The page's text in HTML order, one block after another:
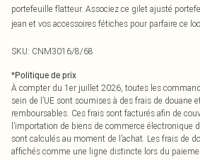
portefeuille flatteur. Associez ce gilet ajusté
jean et vos accessoires fétiches pour parfaire ce
SKU: CNM3016/8/68
*Politique de prix
À compter du 1er juillet 2026, toutes les
sein de l’UE sont soumises à des frais de douane
remboursables. Ces frais sont facturés afin de
l’importation de biens de commerce électronique
sont calculés au moment de l’achat. Les frais de
affichés comme une ligne distincte lors du